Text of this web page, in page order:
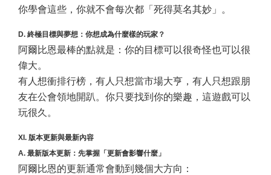
你學會這些，你就不會每次都「死得莫名其妙」。
D. 終極目標與夢想：你想成為什麼樣的玩家？
阿爾比恩最棒的點就是：你的目標可以很奇怪也可以很
偉大。
有人想衝排行榜，有人只想當市場大亨，有人只想跟朋
友在公會領地開趴。你只要找到你的樂趣，這遊戲可以
玩很久。
XI. 版本更新與最新內容
A. 最新版本更新：先掌握「更新會影響什麼」
阿爾比恩的更新通常會動到幾個大方向：